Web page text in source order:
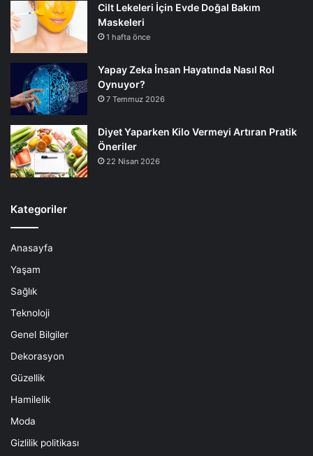
Cilt Lekeleri İçin Evde Doğal Bakım
Maskeleri
1 hafta önce
Yapay Zeka İnsan Hayatında Nasıl Rol
Oynuyor?
7 Temmuz 2026
Diyet Yaparken Kilo Vermeyi Artıran Pratik
Öneriler
22 Nisan 2026
Kategoriler
Anasayfa
Yaşam
Sağlık
Teknoloji
Genel Bilgiler
Dekorasyon
Güzellik
Hamilelik
Moda
Gizlilik politikası